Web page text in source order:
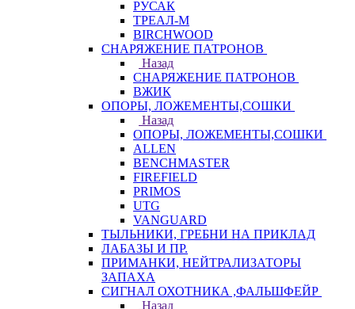
РУСАК
ТРЕАЛ-М
BIRCHWOOD
СНАРЯЖЕНИЕ ПАТРОНОВ
Назад
СНАРЯЖЕНИЕ ПАТРОНОВ
ВЖИК
ОПОРЫ, ЛОЖЕМЕНТЫ,СОШКИ
Назад
ОПОРЫ, ЛОЖЕМЕНТЫ,СОШКИ
ALLEN
BENCHMASTER
FIREFIELD
PRIMOS
UTG
VANGUARD
ТЫЛЬНИКИ, ГРЕБНИ НА ПРИКЛАД
ЛАБАЗЫ И ПР.
ПРИМАНКИ, НЕЙТРАЛИЗАТОРЫ
ЗАПАХА
СИГНАЛ ОХОТНИКА ,ФАЛЬШФЕЙР
Назад